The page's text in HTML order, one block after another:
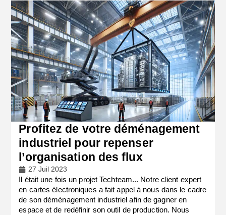
Profitez de votre déménagement
industriel pour repenser
l’organisation des flux
27 Juil 2023
Il était une fois un projet Techteam... Notre client expert
en cartes électroniques a fait appel à nous dans le cadre
de son déménagement industriel afin de gagner en
espace et de redéfinir son outil de production. Nous